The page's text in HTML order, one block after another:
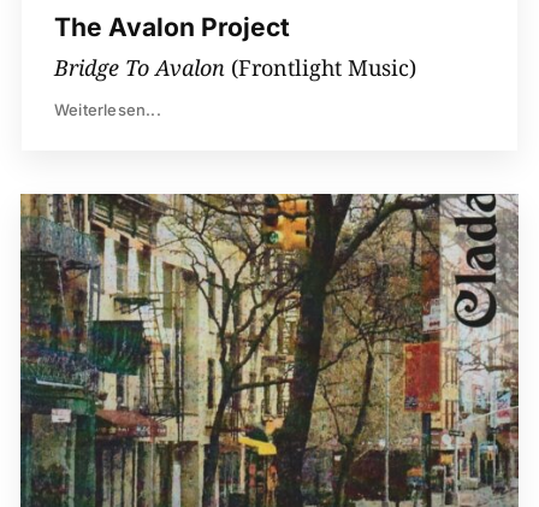
The Avalon Project
Bridge To Avalon(Frontlight Music)
Weiterlesen...